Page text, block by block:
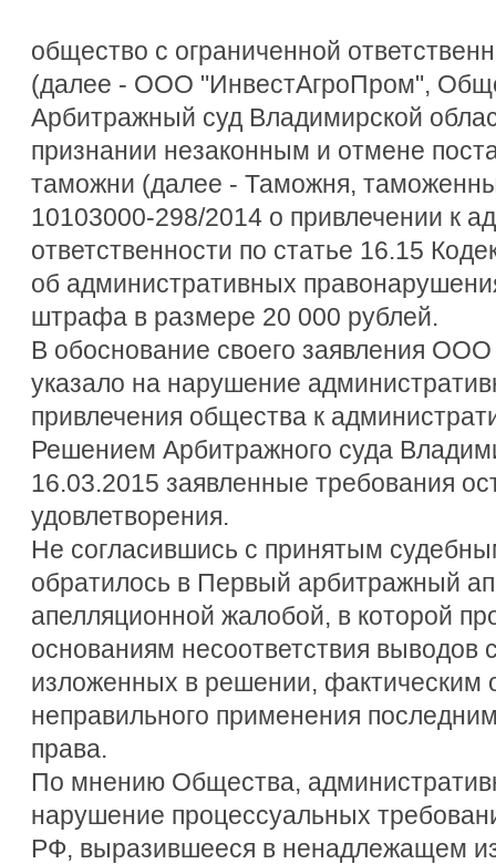
общество с ограниченной
(далее - ООО "ИнвестАгроПром",
Арбитражный суд Владимирской
признании незаконным и отмене
таможни (далее - Таможня,
10103000-298/2014 о привлечении к
ответственности по статье 16.15
об административных
штрафа в размере 20 000 рублей.
В обоснование своего заявления
указало на нарушение
привлечения общества к
Решением Арбитражного суда
16.03.2015 заявленные требования
удовлетворения.
Не согласившись с принятым
обратилось в Первый арбитражный
апелляционной жалобой, в которой
основаниям несоответствия выводов
изложенных в решении, фактическим
неправильного применения
права.
По мнению Общества,
нарушение процессуальных
РФ, выразившееся в ненадлежащем